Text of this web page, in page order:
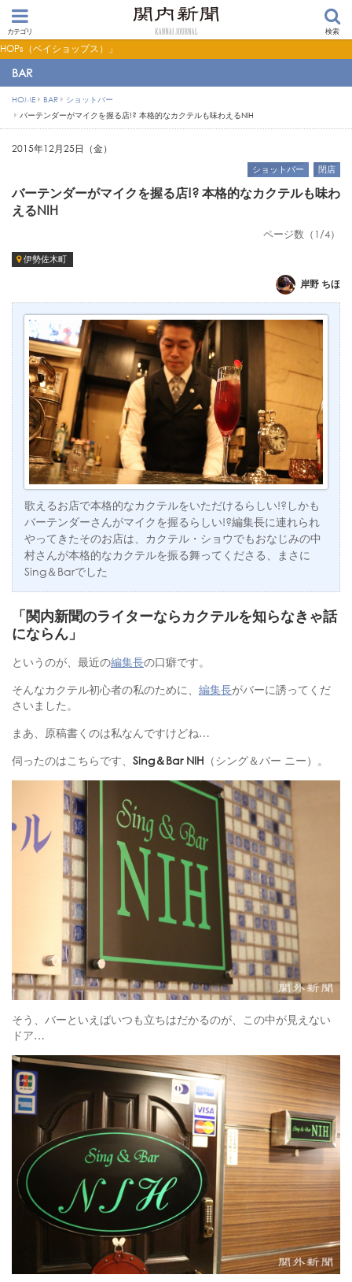
カテゴリ 検索
【PR】横浜の暮らしを便利にするショップ検索サイト「BaySHOPs（ベイショッ
BAR
HOME BAR
ショットバー
バーテンダーがマイクを握る店!? 本格的なカクテルも味わえるNIH
2015年12月25日（金）
バーテンダーがマイクを握る店!? 本格的なカクテルも味わ
えるNIH
ページ数（1/4）
ショットバー 閉店
伊勢佐木町
岸野 ちほ
歌えるお店で本格的なカクテルをいただけるらしい!?しかも
バーテンダーさんがマイクを握るらしい!?編集長に連れられ
やってきたそのお店は、カクテル・ショウでもおなじみの中
村さんが本格的なカクテルを振る舞ってくださる、まさに
Sing＆Barでした
「関内新聞のライターならカクテルを知らなきゃ話
にならん」
というのが、最近の編集長の口癖です。
そんなカクテル初心者の私のために、 編集長がバーに誘ってくだ
さいました。
まあ、原稿書くのは私なんですけどね…
伺ったのはこちらです、 Sing＆Bar NIH （シング＆バー ニー）。
そう、バーといえばいつも立ちはだかるのが、この中が見えない
ドア…